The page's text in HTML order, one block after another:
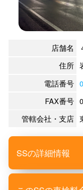
店舗名
住所
電話番号
FAX番号
管轄会社・支店
SSの詳細情報